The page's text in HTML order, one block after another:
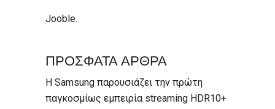
Jooble.
ΠΡΟΣΦΑΤΑ ΑΡΘΡΑ
Η Samsung παρουσιάζει την πρώτη
παγκοσμίως εμπειρία streaming HDR10+